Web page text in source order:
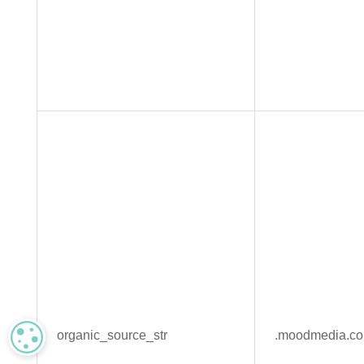
organic_source_str
MANAGE PRIVACY